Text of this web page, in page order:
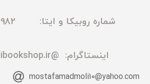
شماره روبیکا و ایتا: 09165435982
اینستاگرام: @madmolibookshop.ir
mostafamadmoli10@yahoo.com